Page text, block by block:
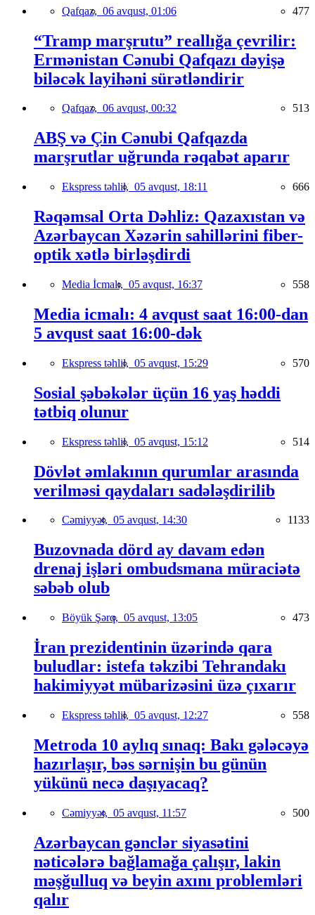
Qafqaz, 06 avqust, 01:06 477
“Tramp marşrutu” reallığa çevrilir:
Ermənistan Cənubi Qafqazı dəyişə
biləcək layihəni sürətləndirir
Qafqaz, 06 avqust, 00:32 513
ABŞ və Çin Cənubi Qafqazda
marşrutlar uğrunda rəqabət aparır
Ekspress təhlil, 05 avqust, 18:11 666
Rəqəmsal Orta Dəhliz: Qazaxıstan və
Azərbaycan Xəzərin sahillərini fiber-
optik xətlə birləşdirdi
Media İcmalı, 05 avqust, 16:37 558
Media icmalı: 4 avqust saat 16:00-dan
5 avqust saat 16:00-dək
Ekspress təhlil, 05 avqust, 15:29 570
Sosial şəbəkələr üçün 16 yaş həddi
tətbiq olunur
Ekspress təhlil, 05 avqust, 15:12 514
Dövlət əmlakının qurumlar arasında
verilməsi qaydaları sadələşdirilib
Cəmiyyət, 05 avqust, 14:30 1133
Buzovnada dörd ay davam edən
drenaj işləri ombudsmana müraciətə
səbəb olub
Böyük Şərq, 05 avqust, 13:05 473
İran prezidentinin üzərində qara
buludlar: istefa təkzibi Tehrandakı
hakimiyyət mübarizəsini üzə çıxarır
Ekspress təhlil, 05 avqust, 12:27 558
Metroda 10 aylıq sınaq: Bakı gələcəyə
hazırlaşır, bəs sərnişin bu günün
yükünü necə daşıyacaq?
Cəmiyyət, 05 avqust, 11:57 500
Azərbaycan gənclər siyasətini
nəticələrə bağlamağa çalışır, lakin
məşğulluq və beyin axını problemləri
qalır